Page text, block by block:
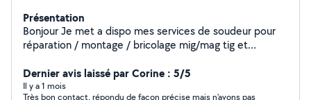
Présentation
Bonjour Je met a dispo mes services de soudeur pour
réparation / montage / bricolage mig/mag tig et
la pose de charpentes métallique et soudures Mes
niveau études cap serrurier metallier. Charpentier
Dernier avis laissé par Corine : 5/5
Il y a 1 mois
Très bon contact, répondu de façon précise mais n'avons pas